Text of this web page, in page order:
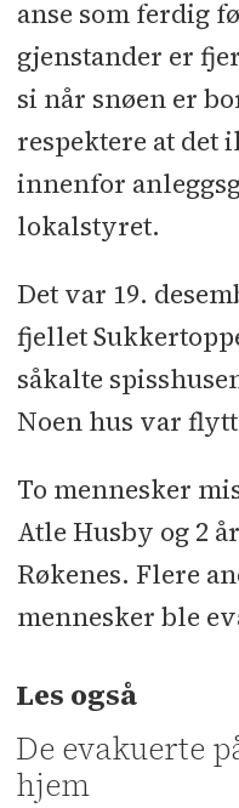
anse som ferdig
gjenstander er
si når snøen er
respektere at det
innenfor
lokalstyret.
Det var 19.
fjellet
såkalte
Noen hus var
To mennesker
Atle Husby og 2
Røkenes. Flere
mennesker ble
Les også
De evakuerte
hjem